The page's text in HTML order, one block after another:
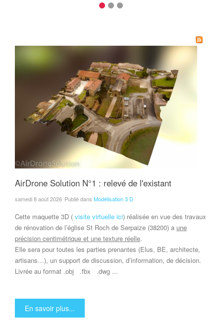
AirDrone Solution N°1 : relevé de l'existant
samedi 8 août 2026 Publié dans Modélisation 3 D
Cette maquette 3D ( visite virtuelle ici) réalisée en vue des travaux
de rénovation de l’église St Roch de Serpaize (38200) a une
précision centimétrique et une texture réelle.
Elle sera pour toutes les parties prenantes (Elus, BE, architecte,
artisans…), un support de discussion, d’information, de décision.
Livrée au format .obj .fbx .dwg ...
En savoir plus...